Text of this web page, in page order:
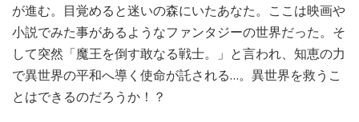
が進む。目覚めると迷いの森にいたあなた。ここは映画や
小説でみた事があるようなファンタジーの世界だった。そ
して突然「魔王を倒す敢なる戦士。」と言われ、知恵の力
で異世界の平和へ導く使命が託される…。異世界を救うこ
とはできるのだろうか！？